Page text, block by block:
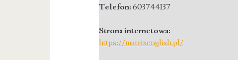
Telefon:603744137
Strona internetowa:
https://matrixenglish.pl/